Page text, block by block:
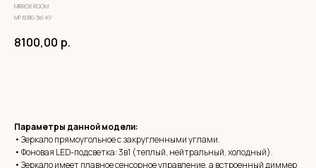
MIRROR ROOM
МР 6080-3в1-КУ
8100,00 р.
Параметры данной модели:
• Зеркало прямоугольное с закругленными углами.
• Фоновая LED-подсветка: 3в1 (теплый, нейтральный, холодный).
• Зеркало имеет плавное сенсорное управление, а встроенный диммер